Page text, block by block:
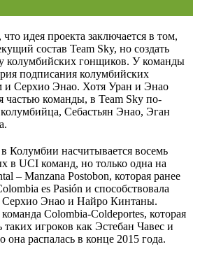
что идея проекта заключается в том,
состав Team Sky, но создать
колумбийских гонщиков. У команды
подписания колумбийских
и Серхио Энао. Хотя Уран и Энао
частью команды, в Team Sky по-
Себастьян Энао, Эган
Колумбии насчитывается восемь
в UCI команд, но только одна на
– Manzana Postobon, которая ранее
es Pasión и способствовала
Серхио Энао и Найро Кинтаны.
Colombia-Coldeportes, которая
таких игроков как Эстебан Чавес и
распалась в конце 2015 года.